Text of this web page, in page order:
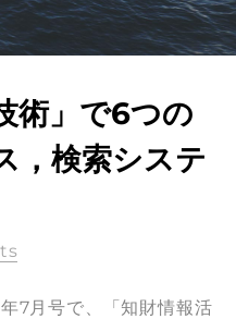
術」で6つの
，検索システ
7月号で、「知財情報活